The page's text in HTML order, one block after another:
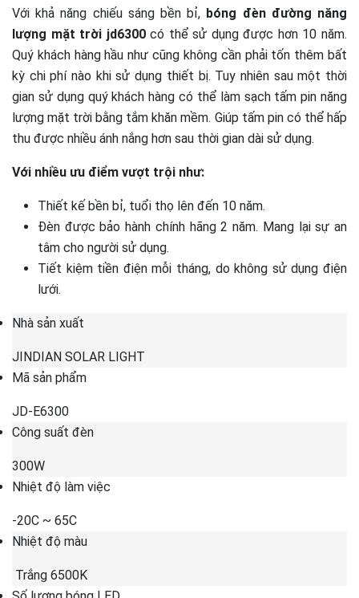
Với khả năng chiếu sáng bền bỉ, bóng đèn đường năng
lượng mặt trời jd6300có thể sử dụng được hơn 10 năm.
Quý khách hàng hầu như cũng không cần phải tốn thêm bất
kỳ chi phí nào khi sử dụng thiết bị. Tuy nhiên sau một thời
gian sử dụng quý khách hàng có thể làm sạch tấm pin năng
lượng mặt trời bằng tắm khăn mềm. Giúp tấm pin có thể hấp
thu được nhiều ánh nắng hơn sau thời gian dài sử dụng.
Với nhiều ưu điểm vượt trội như:
Thiết kế bền bỉ, tuổi thọ lên đến 10 năm.
Đèn được bảo hành chính hãng 2 năm. Mang lại sự an
tâm cho người sử dụng.
Tiết kiệm tiền điện mỗi tháng, do không sử dụng điện
lưới.
Nhà sản xuất
JINDIAN SOLAR LIGHT
Mã sản phẩm
JD-E6300
Công suất đèn
300W
Nhiệt độ làm việc
-20C ~ 65C
Nhiệt độ màu
Trắng 6500K